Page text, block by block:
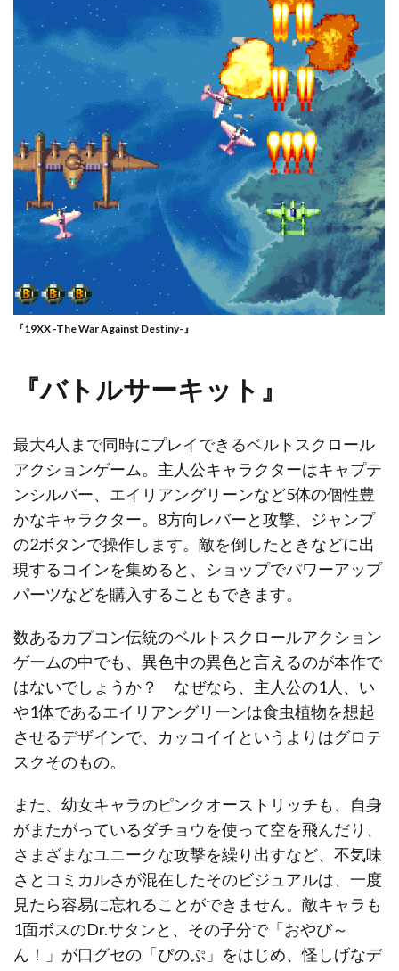
『19XX -The War Against Destiny-』
『バトルサーキット』
最大4人まで同時にプレイできるベルトスクロール
アクションゲーム。主人公キャラクターはキャプテ
ンシルバー、エイリアングリーンなど5体の個性豊
かなキャラクター。8方向レバーと攻撃、ジャンプ
の2ボタンで操作します。敵を倒したときなどに出
現するコインを集めると、ショップでパワーアップ
パーツなどを購入することもできます。
数あるカプコン伝統のベルトスクロールアクション
ゲームの中でも、異色中の異色と言えるのが本作で
はないでしょうか？ なぜなら、主人公の1人、い
や1体であるエイリアングリーンは食虫植物を想起
させるデザインで、カッコイイというよりはグロテ
スクそのもの。
また、幼女キャラのピンクオーストリッチも、自身
がまたがっているダチョウを使って空を飛んだり、
さまざまなユニークな攻撃を繰り出すなど、不気味
さとコミカルさが混在したそのビジュアルは、一度
見たら容易に忘れることができません。敵キャラも
1面ボスのDr.サタンと、その子分で「おやび～
ん！」が口グセの「ぴのぷ」をはじめ、怪しげなデ